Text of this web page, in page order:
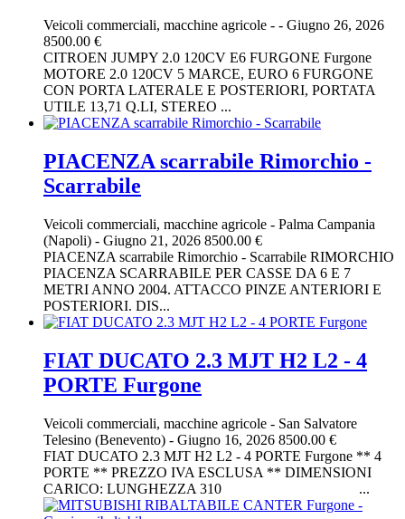
Veicoli commerciali, macchine agricole - - Giugno 26, 2026
8500.00 €
CITROEN JUMPY 2.0 120CV E6 FURGONE Furgone
MOTORE 2.0 120CV 5 MARCE, EURO 6 FURGONE
CON PORTA LATERALE E POSTERIORI, PORTATA
UTILE 13,71 Q.LI, STEREO ...
PIACENZA scarrabile Rimorchio -
Scarrabile
Veicoli commerciali, macchine agricole - Palma Campania
(Napoli) - Giugno 21, 2026 8500.00 €
PIACENZA scarrabile Rimorchio - Scarrabile RIMORCHIO
PIACENZA SCARRABILE PER CASSE DA 6 E 7
METRI ANNO 2004. ATTACCO PINZE ANTERIORI E
POSTERIORI. DIS...
FIAT DUCATO 2.3 MJT H2 L2 - 4
PORTE Furgone
Veicoli commerciali, macchine agricole - San Salvatore
Telesino (Benevento) - Giugno 16, 2026 8500.00 €
FIAT DUCATO 2.3 MJT H2 L2 - 4 PORTE Furgone ** 4
PORTE ** PREZZO IVA ESCLUSA ** DIMENSIONI
CARICO: LUNGHEZZA 310 ...